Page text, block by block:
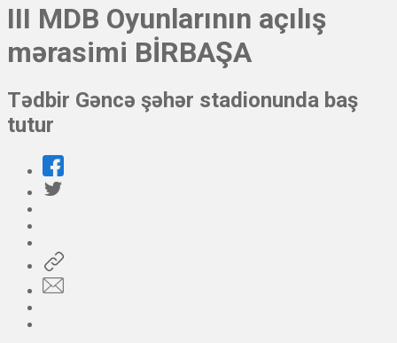
III MDB Oyunlarının açılış
mərasimi BİRBAŞA
Tədbir Gəncə şəhər stadionunda baş
tutur